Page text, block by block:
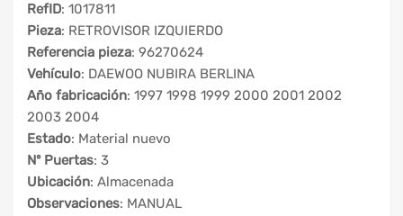
RefID: 1017811
Pieza: RETROVISOR IZQUIERDO
Referencia pieza: 96270624
Vehículo: DAEWOO NUBIRA BERLINA
Año fabricación: 1997 1998 1999 2000 2001 2002
2003 2004
Estado: Material nuevo
Nº Puertas: 3
Ubicación: Almacenada
Observaciones: MANUAL